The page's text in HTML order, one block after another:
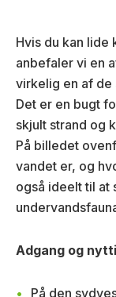
Hvis du kan lide
anbefaler vi en
virkelig en af de
Det er en bugt
skjult strand og
På billedet
vandet er, og
også ideelt til at
Adgang og
På den